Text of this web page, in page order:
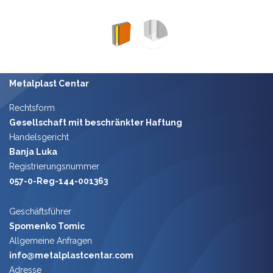
Metalplast Centar
Rechtsform
Gesellschaft mit beschränkter Haftung
Handelsgericht
Banja Luka
Registrierungsnummer
057-0-Reg-144-001363
Geschäft​sführer
Spomenko Tomic
Allgemeine Anfragen
info@metalplastcentar.com
Adresse